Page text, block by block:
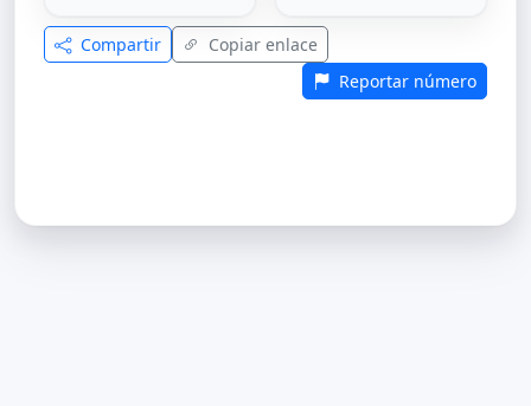
Compartir
Copiar enlace
Reportar número